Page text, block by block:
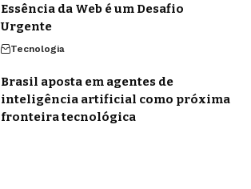
Essência da Web é um Desafio
Urgente
Tecnologia
Brasil aposta em agentes de
inteligência artificial como próxima
fronteira tecnológica